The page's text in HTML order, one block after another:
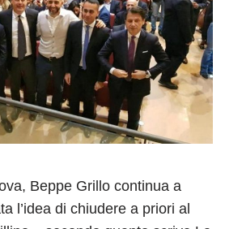
Beppe Grillo continua a
l’idea di chiudere a priori al